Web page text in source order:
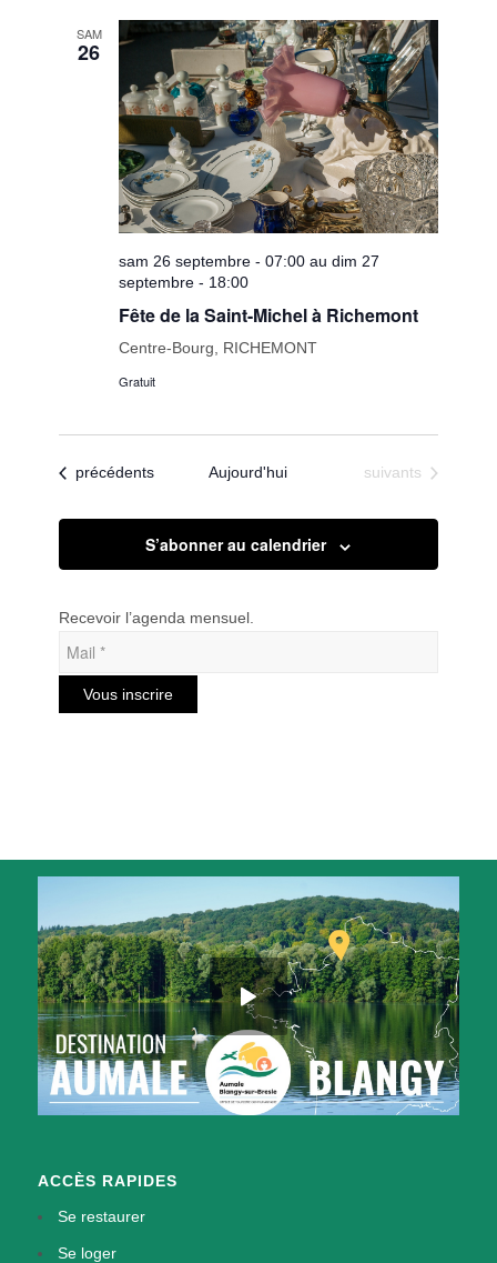
SAM
26
sam 26 septembre - 07:00 au dim 27
septembre - 18:00
Fête de la Saint-Michel à Richemont
Centre-Bourg, RICHEMONT
Gratuit
Évènements
précédents Aujourd'hui Évènements
suivants
S’abonner au calendrier
Recevoir l’agenda mensuel.
ACCÈS RAPIDES
Se restaurer
Se loger